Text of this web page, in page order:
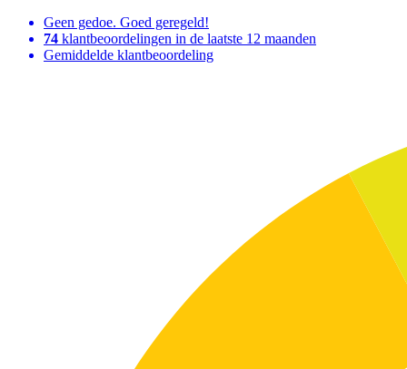
Geen gedoe. Goed geregeld!
74 klantbeoordelingen in de laatste 12 maanden
Gemiddelde klantbeoordeling